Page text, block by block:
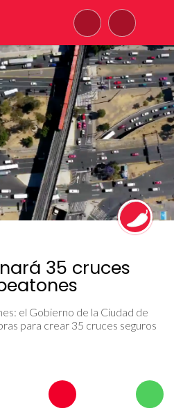
35 cruces
el Gobierno de la Ciudad de
para crear 35 cruces seguros